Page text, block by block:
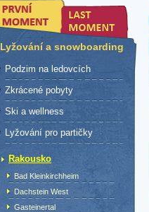
Lyžování a snowboarding
Podzim na ledovcích
Zkrácené pobyty
Ski a wellness
Lyžování pro partičky
Rakousko
Bad Kleinkirchheim
Dachstein West
Gasteinertal